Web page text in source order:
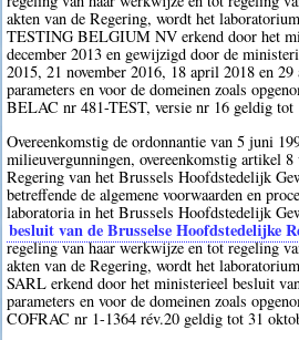
akten van de Regering, wordt het
TESTING BELGIUM NV erkend door het
december 2013 en gewijzigd door de
2015, 21 november 2016, 18 april 2018 en
parameters en voor de domeinen zoals
BELAC nr 481-TEST, versie nr 16 geldig
Overeenkomstig de ordonnantie van 5 juni
milieuvergunningen, overeenkomstig artikel
Regering van het Brussels Hoofdstedelijk
betreffende de algemene voorwaarden en
laboratoria in het Brussels Hoofdstedelijk
besluit van de Brusselse Hoofdstedelijke
regeling van haar werkwijze en tot regeling
akten van de Regering, wordt het
SARL erkend door het ministerieel besluit
parameters en voor de domeinen zoals
COFRAC nr 1-1364 rév.20 geldig tot 31